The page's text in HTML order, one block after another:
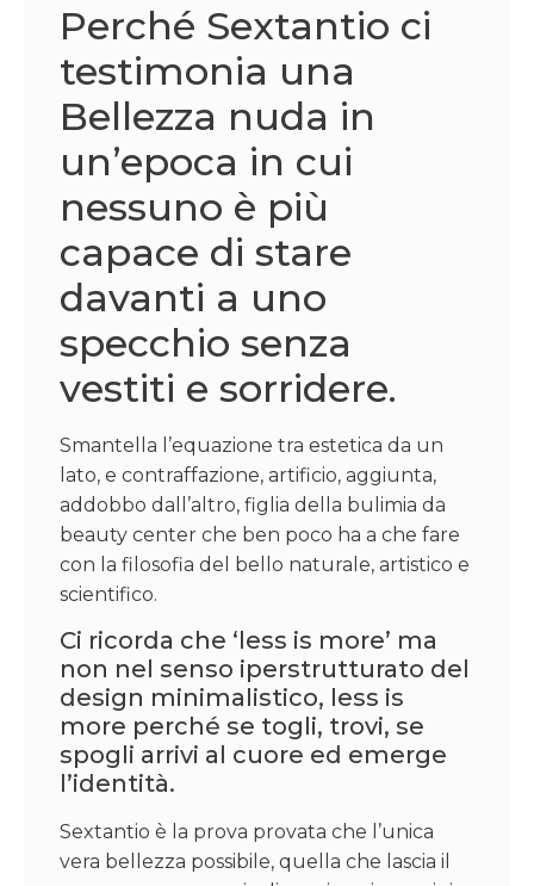
Perché Sextantio ci
testimonia una
Bellezza nuda in
un’epoca in cui
nessuno è più
capace di stare
davanti a uno
specchio senza
vestiti e sorridere.
Smantella l’equazione tra estetica da un
lato, e contraffazione, artificio, aggiunta,
addobbo dall’altro, figlia della bulimia da
beauty center che ben poco ha a che fare
con la filosofia del bello naturale, artistico e
scientifico.
Ci ricorda che ‘less is more’ ma
non nel senso iperstrutturato del
design minimalistico, less is
more perché se togli, trovi, se
spogli arrivi al cuore ed emerge
l’identità.
Sextantio è la prova provata che l’unica
vera bellezza possibile, quella che lascia il